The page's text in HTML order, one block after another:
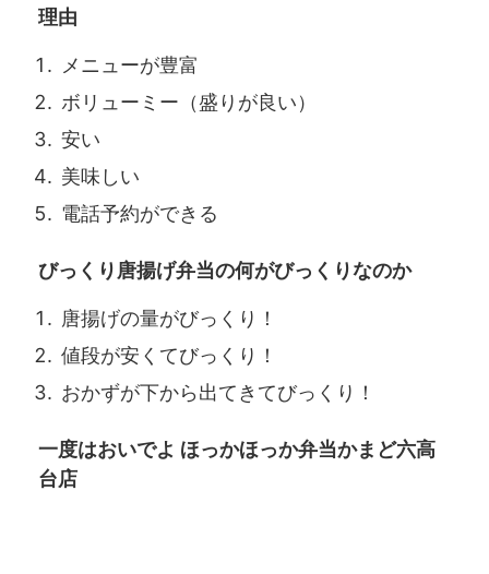
理由
メニューが豊富
ボリューミー（盛りが良い）
安い
美味しい
電話予約ができる
びっくり唐揚げ弁当の何がびっくりなのか
唐揚げの量がびっくり！
値段が安くてびっくり！
おかずが下から出てきてびっくり！
一度はおいでよ ほっかほっか弁当かまど六高
台店